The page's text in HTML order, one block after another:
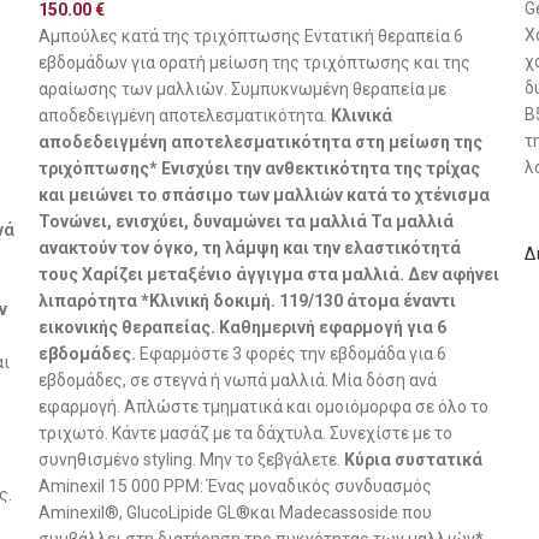
150.00€
Αμπούλες κατά της τριχόπτωσης Εντατική θεραπεία 6
εβδομάδων για ορατή μείωση της τριχόπτωσης και της
αραίωσης των μαλλιών. Συμπυκνωμένη θεραπεία με
αποδεδειγμένη αποτελεσματικότητα. Κλινικά
αποδεδειγμένη αποτελεσματικότητα στη μείωση της
τριχόπτωσης* Ενισχύει την ανθεκτικότητα της τρίχας
και μειώνει το σπάσιμο των μαλλιών κατά το χτένισμα
Τονώνει, ενισχύει, δυναμώνει τα μαλλιά Τα μαλλιά
ανακτούν τον όγκο, τη λάμψη και την ελαστικότητά
τους Χαρίζει μεταξένιο άγγιγμα στα μαλλιά. Δεν αφήνει
λιπαρότητα *Κλινική δοκιμή. 119/130 άτομα έναντι
εικονικής θεραπείας. Καθημερινή εφαρμογή για 6
εβδομάδες. Εφαρμόστε 3 φορές την εβδομάδα για 6
εβδομάδες, σε στεγνά ή νωπά μαλλιά. Μία δόση ανά
εφαρμογή. Απλώστε τμηματικά και ομοιόμορφα σε όλο το
τριχωτό. Κάντε μασάζ με τα δάχτυλα. Συνεχίστε με το
συνηθισμένο styling. Μην το ξεβγάλετε. Κύρια συστατικά
Aminexil 15 000 PPM: Ένας μοναδικός συνδυασμός
Aminexil®, GlucoLipide GL®και Madecassoside που